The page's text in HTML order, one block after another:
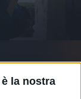
la nostra